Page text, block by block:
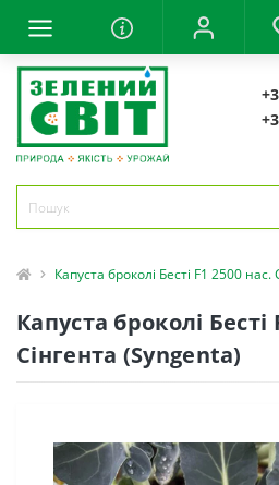
Капуста броколі Бесті F1 2500
Капуста броколі Бесті
Сінгента (Syngenta)